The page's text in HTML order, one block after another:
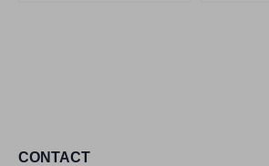
CONTACT